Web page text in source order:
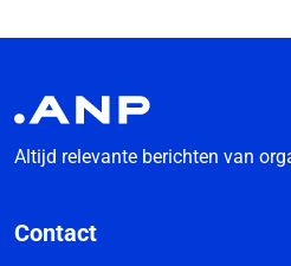
Altijd relevante berichten van
Contact